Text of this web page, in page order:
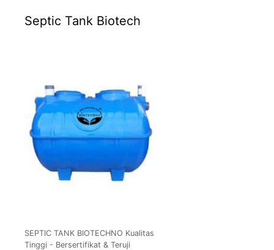
Septic Tank Biotech
SEPTIC TANK BIOTECHNO Kualitas
Tinggi - Bersertifikat & Teruji